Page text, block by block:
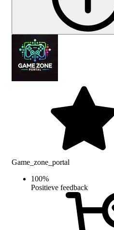
Game_zone_portal
100%
Positieve feedback